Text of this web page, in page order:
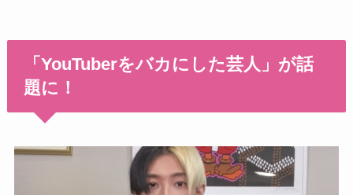
「YouTuberをバカにした芸人」が話
題に！